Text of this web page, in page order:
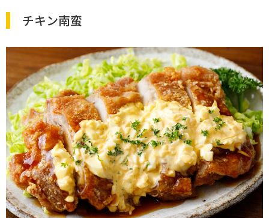
チキン南蛮